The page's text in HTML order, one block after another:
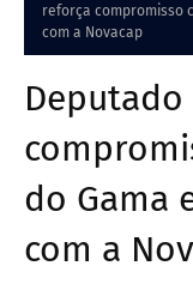
reforça compromisso
com a Novacap
do Gama
com a